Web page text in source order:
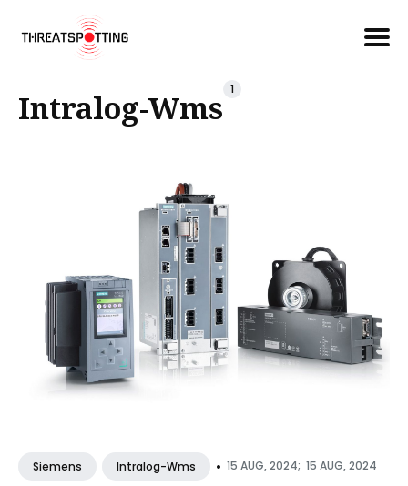
Intralog-Wms 1
Siemens Intralog-Wms • 15 AUG, 2024; 15 AUG, 2024